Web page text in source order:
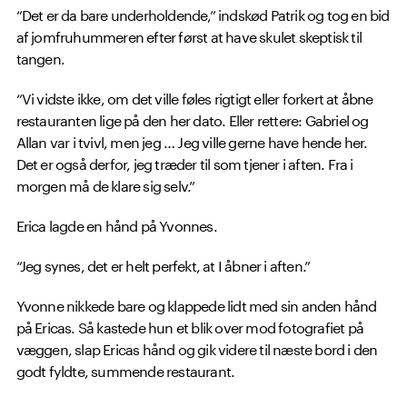
“Det er da bare underholdende,” indskød Patrik og tog en bid
af jomfruhummeren efter først at have skulet skeptisk til
tangen.
“Vi vidste ikke, om det ville føles rigtigt eller forkert at åbne
restauranten lige på den her dato. Eller rettere: Gabriel og
Allan var i tvivl, men jeg … Jeg ville gerne have hende her.
Det er også derfor, jeg træder til som tjener i aften. Fra i
morgen må de klare sig selv.”
Erica lagde en hånd på Yvonnes.
“Jeg synes, det er helt perfekt, at I åbner i aften.”
Yvonne nikkede bare og klappede lidt med sin anden hånd
på Ericas. Så kastede hun et blik over mod fotografiet på
væggen, slap Ericas hånd og gik videre til næste bord i den
godt fyldte, summende restaurant.